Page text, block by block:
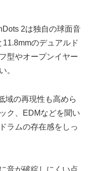
2は独自の球面音
のデュアルド
型やオープンイヤー
。
域の再現性も高めら
ク、EDMなどを聞い
ラムの存在感をしっ
音が破綻しにくい点